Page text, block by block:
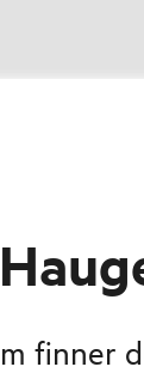
finner